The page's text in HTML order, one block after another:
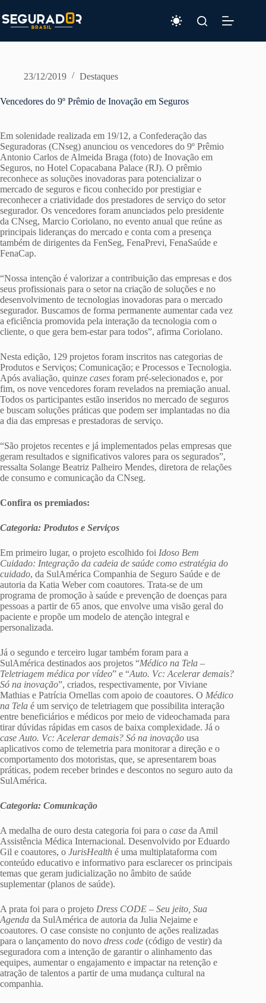
para
o
23/12/2019 Destaques
Vencedores do 9º Prêmio de Inovação em Seguros
Em solenidade realizada em 19/12, a Confederação das
Seguradoras (CNseg) anunciou os vencedores do 9º Prêmio
Antonio Carlos de Almeida Braga (foto) de Inovação em
Seguros, no Hotel Copacabana Palace (RJ). O prêmio
reconhece as soluções inovadoras para potencializar o
mercado de seguros e ficou conhecido por prestigiar e
reconhecer a criatividade dos prestadores de serviço do setor
segurador. Os vencedores foram anunciados pelo presidente
da CNseg, Marcio Coriolano, no evento anual que reúne as
principais lideranças do mercado e conta com a presença
também de dirigentes da FenSeg, FenaPrevi, FenaSaúde e
FenaCap.
“Nossa intenção é valorizar a contribuição das empresas e dos
seus profissionais para o setor na criação de soluções e no
desenvolvimento de tecnologias inovadoras para o mercado
segurador. Buscamos de forma permanente aumentar cada vez
a eficiência promovida pela interação da tecnologia com o
cliente, o que gera bem-estar para todos”, afirma Coriolano.
Nesta edição, 129 projetos foram inscritos nas categorias de
Produtos e Serviços; Comunicação; e Processos e Tecnologia.
Após avaliação, quinze cases foram pré-selecionados e, por
fim, os nove vencedores foram revelados na premiação anual.
Todos os participantes estão inseridos no mercado de seguros
e buscam soluções práticas que podem ser implantadas no dia
a dia das empresas e prestadoras de serviço.
“São projetos recentes e já implementados pelas empresas que
geram resultados e significativos valores para os segurados”,
ressalta Solange Beatriz Palheiro Mendes, diretora de relações
de consumo e comunicação da CNseg.
Confira os premiados:
Categoria: Produtos e Serviços
Em primeiro lugar, o projeto escolhido foi Idoso Bem
Cuidado: Integração da cadeia de saúde como estratégia do
cuidado, da SulAmérica Companhia de Seguro Saúde e de
autoria da Katia Weber com coautores. Trata-se de um
programa de promoção à saúde e prevenção de doenças para
pessoas a partir de 65 anos, que envolve uma visão geral do
paciente e propõe um modelo de atenção integral e
personalizada.
Já o segundo e terceiro lugar também foram para a
SulAmérica destinados aos projetos “Médico na Tela –
Teletriagem médica por vídeo” e “Auto. Vc: Acelerar demais?
Só na inovação”, criados, respectivamente, por Viviane
Mathias e Patrícia Ornellas com apoio de coautores. O Médico
na Tela é um serviço de teletriagem que possibilita interação
entre beneficiários e médicos por meio de videochamada para
tirar dúvidas rápidas em casos de baixa complexidade. Já o
case Auto. Vc: Acelerar demais? Só na inovação usa
aplicativos como de telemetria para monitorar a direção e o
comportamento dos motoristas, que, se apresentarem boas
práticas, podem receber brindes e descontos no seguro auto da
SulAmérica.
Categoria: Comunicação
A medalha de ouro desta categoria foi para o case da Amil
Assistência Médica Internacional. Desenvolvido por Eduardo
Gil e coautores, o JurisHealth é uma multiplataforma com
conteúdo educativo e informativo para esclarecer os principais
temas que geram judicialização no âmbito de saúde
suplementar (planos de saúde).
A prata foi para o projeto Dress CODE – Seu jeito, Sua
Agenda da SulAmérica de autoria da Julia Nejaime e
coautores. O case consiste no conjunto de ações realizadas
para o lançamento do novo dress code (código de vestir) da
seguradora com a intenção de garantir o alinhamento das
equipes, aumentar o engajamento e impactar na retenção e
atração de talentos a partir de uma mudança cultural na
companhia.